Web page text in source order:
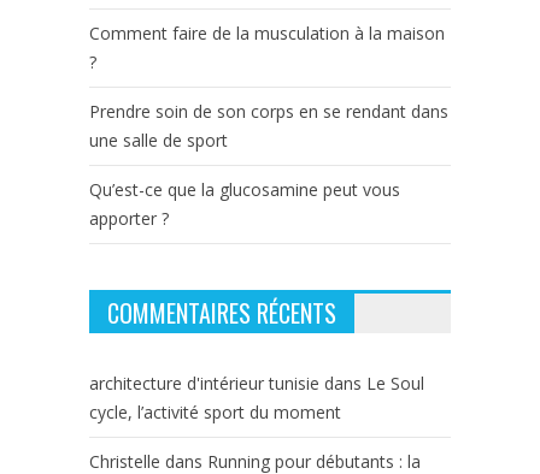
Comment faire de la musculation à la maison
?
Prendre soin de son corps en se rendant dans
une salle de sport
Qu’est-ce que la glucosamine peut vous
apporter ?
COMMENTAIRES RÉCENTS
architecture d'intérieur tunisie dans Le Soul
cycle, l’activité sport du moment
Christelle dans Running pour débutants : la